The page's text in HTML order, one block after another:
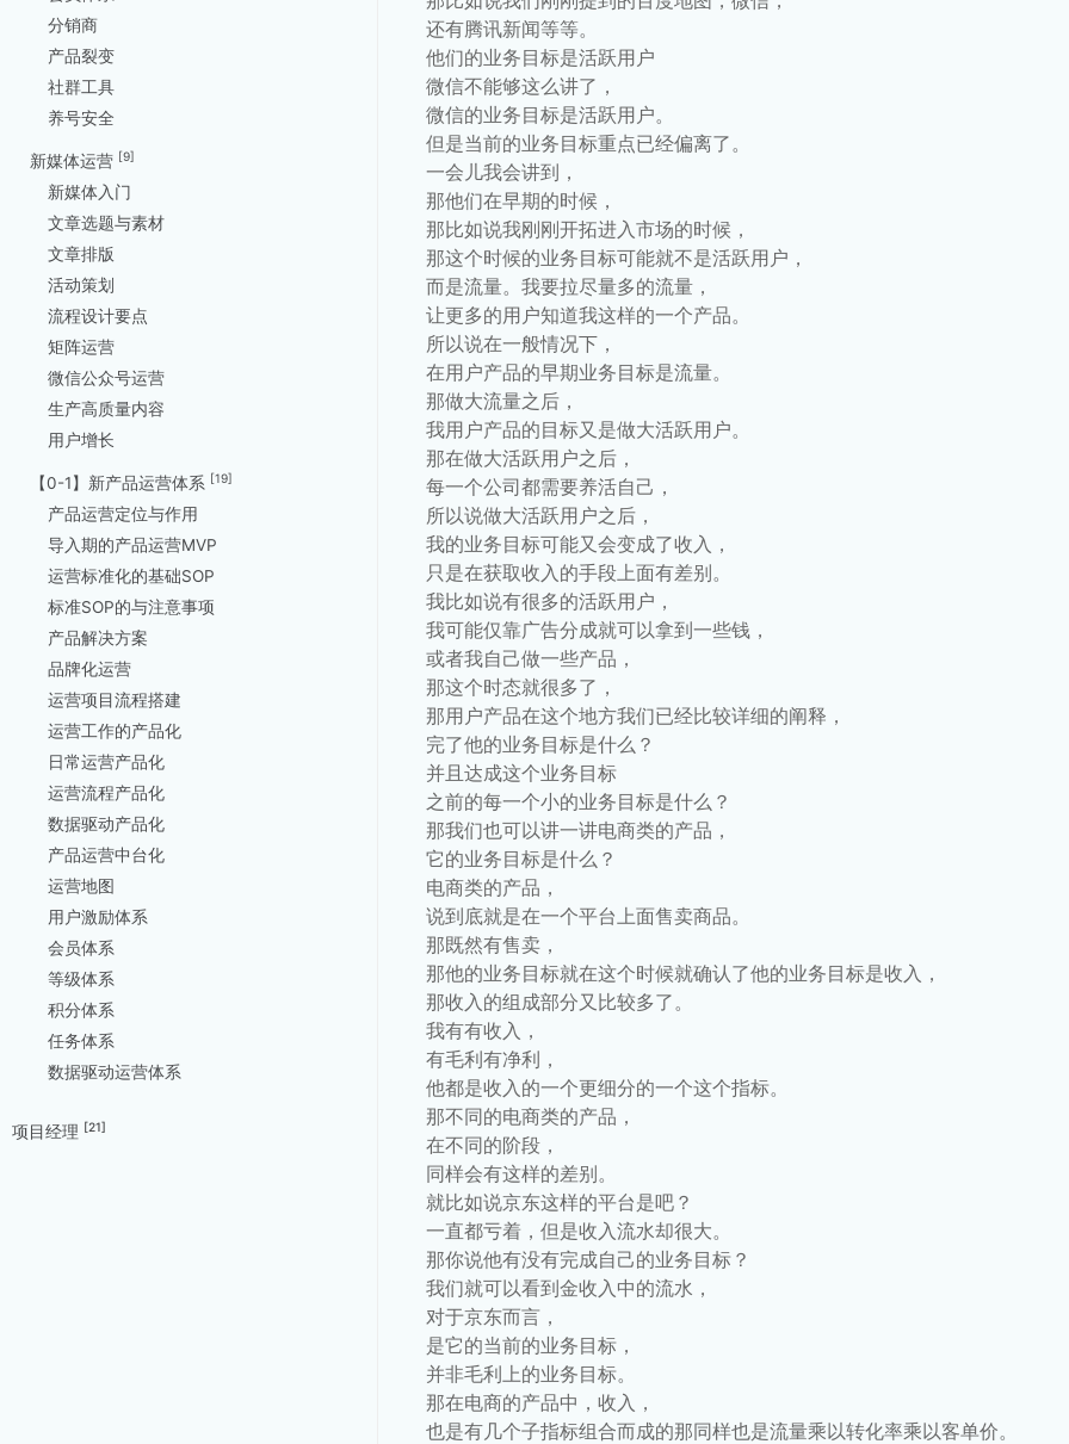
分销商
产品裂变
社群工具
养号安全
新媒体运营 [9]
新媒体入门
文章选题与素材
文章排版
活动策划
流程设计要点
矩阵运营
微信公众号运营
生产高质量内容
用户增长
【0-1】新产品运营体系 [19]
产品运营定位与作用
导入期的产品运营MVP
运营标准化的基础SOP
标准SOP的与注意事项
产品解决方案
品牌化运营
运营项目流程搭建
运营工作的产品化
日常运营产品化
运营流程产品化
数据驱动产品化
产品运营中台化
运营地图
用户激励体系
会员体系
等级体系
积分体系
任务体系
数据驱动运营体系
项目经理 [21]
还有腾讯新闻等等。
他们的业务目标是活跃用户
微信不能够这么讲了，
微信的业务目标是活跃用户。
但是当前的业务目标重点已经偏离了。
一会儿我会讲到，
那他们在早期的时候，
那比如说我刚刚开拓进入市场的时候，
那这个时候的业务目标可能就不是活跃用户，
而是流量。我要拉尽量多的流量，
让更多的用户知道我这样的一个产品。
所以说在一般情况下，
在用户产品的早期业务目标是流量。
那做大流量之后，
我用户产品的目标又是做大活跃用户。
那在做大活跃用户之后，
每一个公司都需要养活自己，
所以说做大活跃用户之后，
我的业务目标可能又会变成了收入，
只是在获取收入的手段上面有差别。
我比如说有很多的活跃用户，
我可能仅靠广告分成就可以拿到一些钱，
或者我自己做一些产品，
那这个时态就很多了，
那用户产品在这个地方我们已经比较详细的阐释，
完了他的业务目标是什么？
并且达成这个业务目标
之前的每一个小的业务目标是什么？
那我们也可以讲一讲电商类的产品，
它的业务目标是什么？
电商类的产品，
说到底就是在一个平台上面售卖商品。
那既然有售卖，
那他的业务目标就在这个时候就确认了他的业务目标是收入，
那收入的组成部分又比较多了。
我有有收入，
有毛利有净利，
他都是收入的一个更细分的一个这个指标。
那不同的电商类的产品，
在不同的阶段，
同样会有这样的差别。
就比如说京东这样的平台是吧？
一直都亏着，但是收入流水却很大。
那你说他有没有完成自己的业务目标？
我们就可以看到金收入中的流水，
对于京东而言，
是它的当前的业务目标，
并非毛利上的业务目标。
那在电商的产品中，收入，
也是有几个子指标组合而成的那同样也是流量乘以转化率乘以客单价。